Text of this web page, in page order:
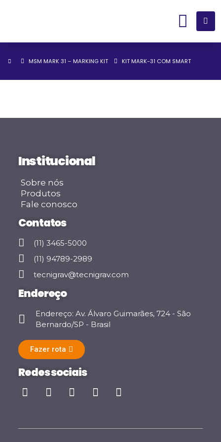
MSM MARK 31 – MARKING KIT KIT MARK-31 COM SMART
Institucional
Sobre nós
Produtos
Fale conosco
Contatos
(11) 3465-5000
(11) 94789-2989
tecnigrav@tecnigrav.com
Endereço
Endereço: Av. Álvaro Guimarães, 724 - São
Bernardo/SP - Brasil
Fazer rota
Redes sociais